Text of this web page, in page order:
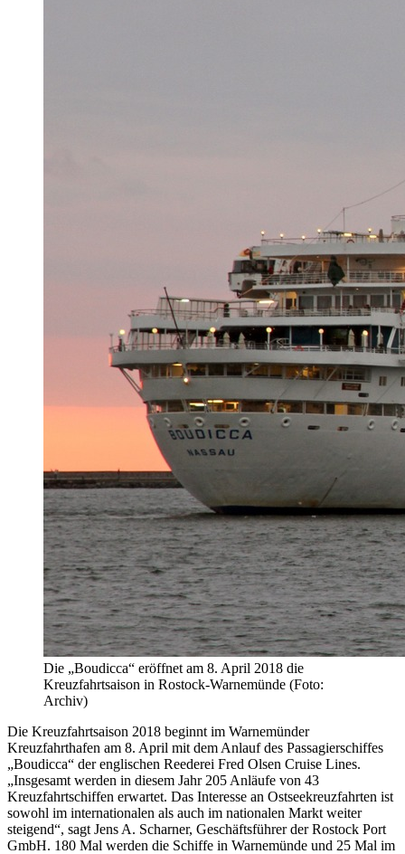
Die „Boudicca“ eröffnet am 8. April 2018 die
Kreuzfahrtsaison in Rostock-Warnemünde (Foto:
Archiv)
Die Kreuzfahrtsaison 2018 beginnt im Warnemünder
Kreuzfahrthafen am 8. April mit dem Anlauf des Passagierschiffes
„Boudicca“ der englischen Reederei Fred Olsen Cruise Lines.
„Insgesamt werden in diesem Jahr 205 Anläufe von 43
Kreuzfahrtschiffen erwartet. Das Interesse an Ostseekreuzfahrten ist
sowohl im internationalen als auch im nationalen Markt weiter
steigend“, sagt Jens A. Scharner, Geschäftsführer der Rostock Port
GmbH. 180 Mal werden die Schiffe in Warnemünde und 25 Mal im